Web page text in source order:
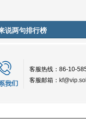
说两句排行榜
客服热线：86-10-
客服邮箱：